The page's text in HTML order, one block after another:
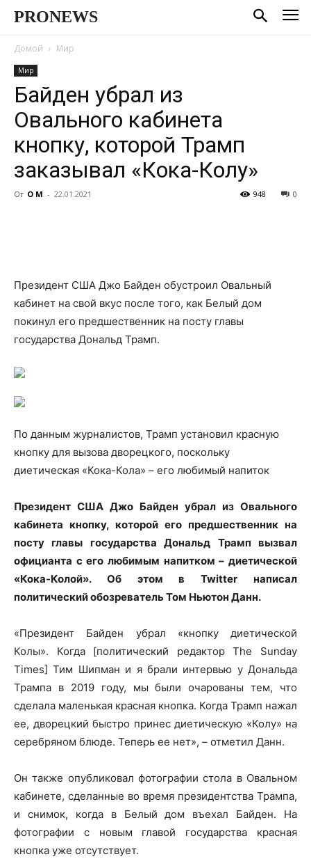
PRONEWS
Домой Мир
Мир
Байден убрал из
Овального кабинета
кнопку, которой Трамп
заказывал «Кока-Колу»
От О М - 22.01.2021 0
948
Президент США Джо Байден обустроил Овальный
кабинет на свой вкус после того, как Белый дом
покинул его предшественник на посту главы
государства Дональд Трамп.
По данным журналистов, Трамп установил красную
кнопку для вызова дворецкого, поскольку
диетическая «Кока-Кола» – его любимый напиток
Президент США Джо Байден убрал из Овального
кабинета кнопку, которой его предшественник на
посту главы государства Дональд Трамп вызвал
официанта с его любимым напитком – диетической
«Кока-Колой». Об этом в Twitter написал
политический обозреватель Том Ньютон Данн.
«Президент Байден убрал «кнопку диетической
Колы». Когда [политический редактор The Sunday
Times] Тим Шипман и я брали интервью у Дональда
Трампа в 2019 году, мы были очарованы тем, что
сделала маленькая красная кнопка. Когда Трамп нажал
ее, дворецкий быстро принес диетическую «Колу» на
серебряном блюде. Теперь ее нет», – отметил Данн.
Он также опубликовал фотографии стола в Овальном
кабинете, сделанные во время президентства Трампа,
и снимок, когда в Белый дом въехал Байден. На
фотографии с новым главой государства красная
кнопка уже отсутствует.